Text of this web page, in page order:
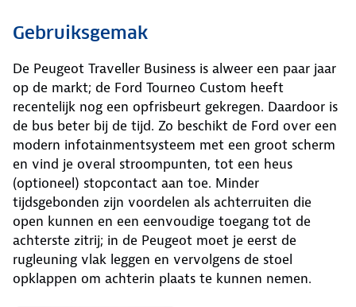
Gebruiksgemak
De Peugeot Traveller Business is alweer een paar jaar
op de markt; de Ford Tourneo Custom heeft
recentelijk nog een opfrisbeurt gekregen. Daardoor is
de bus beter bij de tijd. Zo beschikt de Ford over een
modern infotainmentsysteem met een groot scherm
en vind je overal stroompunten, tot een heus
(optioneel) stopcontact aan toe. Minder
tijdsgebonden zijn voordelen als achterruiten die
open kunnen en een eenvoudige toegang tot de
achterste zitrij; in de Peugeot moet je eerst de
rugleuning vlak leggen en vervolgens de stoel
opklappen om achterin plaats te kunnen nemen.